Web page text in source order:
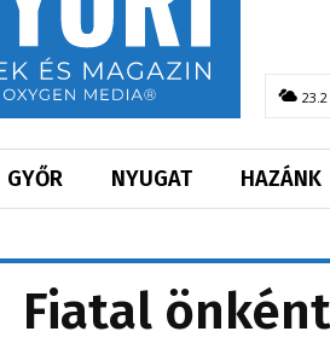
23.2
GYŐR NYUGAT HAZÁNK
Fiatal